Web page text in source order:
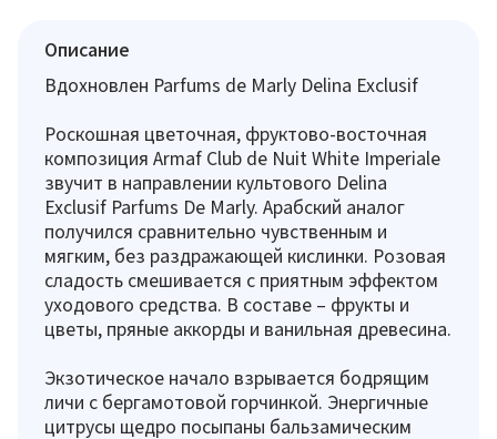
Описание
Вдохновлен Parfums de Marly Delina Exclusif
Роскошная цветочная, фруктово-восточная
композиция Armaf Club de Nuit White Imperiale
звучит в направлении культового Delina
Exclusif Parfums De Marly. Арабский аналог
получился сравнительно чувственным и
мягким, без раздражающей кислинки. Розовая
сладость смешивается с приятным эффектом
уходового средства. В составе – фрукты и
цветы, пряные аккорды и ванильная древесина.
Экзотическое начало взрывается бодрящим
личи с бергамотовой горчинкой. Энергичные
цитрусы щедро посыпаны бальзамическим